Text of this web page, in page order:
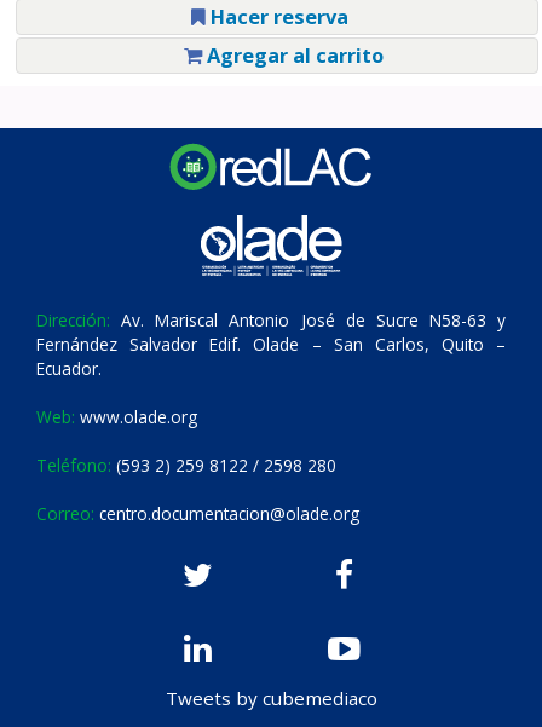
Hacer reserva
Agregar al carrito
Dirección: Av. Mariscal Antonio José de Sucre N58-63 y
Fernández Salvador Edif. Olade – San Carlos, Quito –
Ecuador.
Web: www.olade.org
Teléfono: (593 2) 259 8122 / 2598 280
Correo: centro.documentacion@olade.org
Tweets by cubemediaco